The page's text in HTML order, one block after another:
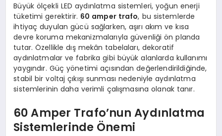
Büyük ölçekli LED aydınlatma sistemleri, yoğun enerji
tüketimi gerektirir. 60 amper trafo, bu sistemlerde
ihtiyaç duyulan gücü sağlarken, aşırı akım ve kısa
devre koruma mekanizmalarıyla güvenliği ön planda
tutar. Özellikle dış mekân tabelaları, dekoratif
aydınlatmalar ve fabrika gibi büyük alanlarda kullanımı
yaygındır. Güç yönetimi açısından değerlendirildiğinde,
stabil bir voltaj çıkışı sunması nedeniyle aydınlatma
sistemlerinin daha verimli çalışmasına olanak tanır.
60 Amper Trafo’nun Aydınlatma
Sistemlerinde Önemi